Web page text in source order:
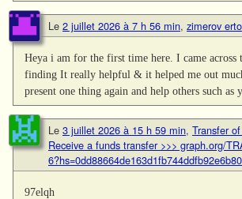
Le 2 juillet 2026 à 7 h 56 min, zimerov
Heya i am for the first time here. I came across
finding It really helpful & it helped me out
present one thing again and help others such as
Le 3 juillet 2026 à 15 h 59 min, Transfer
Receive a funds transfer >>> graph.org/
97elqh